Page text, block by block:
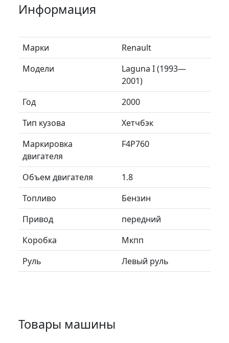
Информация
Марки
Renault
Модели
Laguna I (1993—
2001)
Год
2000
Тип кузова
Хетчбэк
Маркировка
двигателя
F4P760
Объем двигателя
1.8
Топливо
Бензин
Привод
передний
Коробка
Мкпп
Руль
Левый руль
Товары машины